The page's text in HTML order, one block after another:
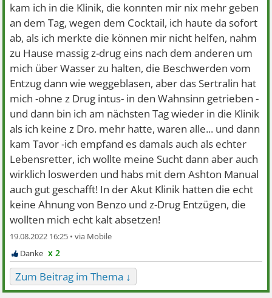
kam ich in die Klinik, die konnten mir nix mehr geben
an dem Tag, wegen dem Cocktail, ich haute da sofort
ab, als ich merkte die können mir nicht helfen, nahm
zu Hause massig z-drug eins nach dem anderen um
mich über Wasser zu halten, die Beschwerden vom
Entzug dann wie weggeblasen, aber das Sertralin hat
mich -ohne z Drug intus- in den Wahnsinn getrieben -
und dann bin ich am nächsten Tag wieder in die Klinik
als ich keine z Dro. mehr hatte, waren alle... und dann
kam Tavor -ich empfand es damals auch als echter
Lebensretter, ich wollte meine Sucht dann aber auch
wirklich loswerden und habs mit dem Ashton Manual
auch gut geschafft! In der Akut Klinik hatten die echt
keine Ahnung von Benzo und z-Drug Entzügen, die
wollten mich echt kalt absetzen!
19.08.2022 16:25 •
x 2
Zum Beitrag im Thema ↓